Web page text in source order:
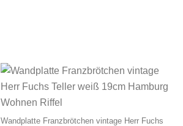
Wandplatte Franzbrötchen vintage Herr Fuchs